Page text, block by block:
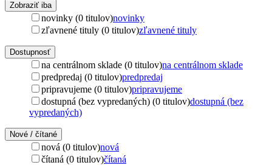
Zobraziť iba
novinky (0 titulov)novinky
zľavnené tituly (0 titulov)zľavnené tituly
Dostupnosť
na centrálnom sklade (0 titulov)na centrálnom sklade
predpredaj (0 titulov)predpredaj
pripravujeme (0 titulov)pripravujeme
dostupná (bez vypredaných) (0 titulov)dostupná (bez
vypredaných)
Nové / čítané
nová (0 titulov)nová
čítaná (0 titulov)čítaná